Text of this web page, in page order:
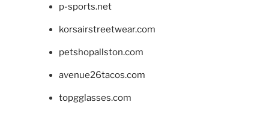
p-sports.net
korsairstreetwear.com
petshopallston.com
avenue26tacos.com
topgglasses.com